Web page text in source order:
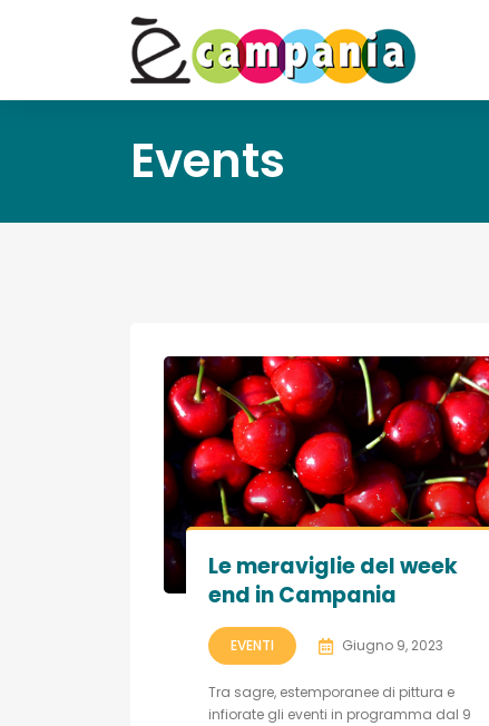
Events
Le meraviglie del week
end in Campania
EVENTI Giugno 9, 2023
Tra sagre, estemporanee di pittura e
infiorate gli eventi in programma dal 9